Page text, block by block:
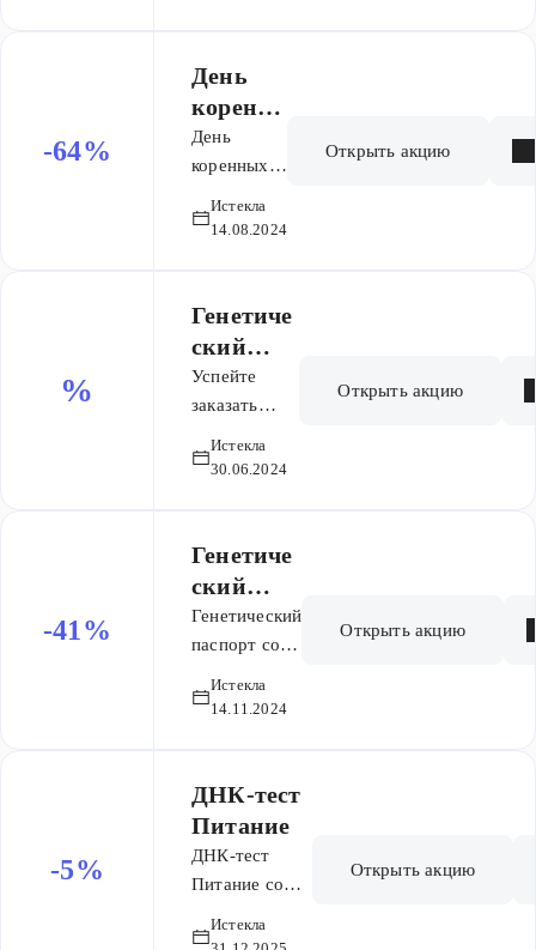
скидками.
-64%
День
коренн
ых
народов
День
коренных
Истекла
14.08.2024
Открыть акцию
%
Генетиче
ский
паспорт
со
скидкой
64%
Успейте
заказать
паспорт со
Истекла
30.06.2024
Открыть акцию
-41%
Генетиче
ский
паспорт
со
скидкой
41%по
Генетический
паспорт со
по цене
Истекла
14.11.2024
Открыть акцию
-5%
ДНК-тест
Питание
ДНК-тест
Питание со
Узнайте, как
Истекла
Открыть акцию